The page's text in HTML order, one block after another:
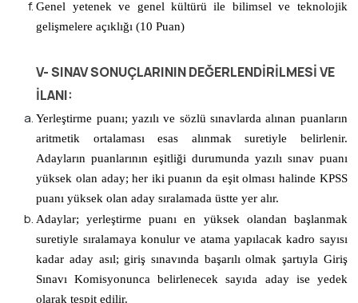
Genel yetenek ve genel kültürü ile bilimsel ve teknolojik
gelişmelere açıklığı (10 Puan)
V-SINAV SONUÇLARININ DEĞERLENDİRİLMESİ VE
İLANI:
Yerleştirme puanı; yazılı ve sözlü sınavlarda alınan puanların
aritmetik ortalaması esas alınmak suretiyle belirlenir.
Adayların puanlarının eşitliği durumunda yazılı sınav puanı
yüksek olan aday; her iki puanın da eşit olması halinde KPSS
puanı yüksek olan aday sıralamada üstte yer alır.
Adaylar; yerleştirme puanı en yüksek olandan başlanmak
suretiyle sıralamaya konulur ve atama yapılacak kadro sayısı
kadar aday asıl; giriş sınavında başarılı olmak şartıyla Giriş
Sınavı Komisyonunca belirlenecek sayıda aday ise yedek
olarak tespit edilir.